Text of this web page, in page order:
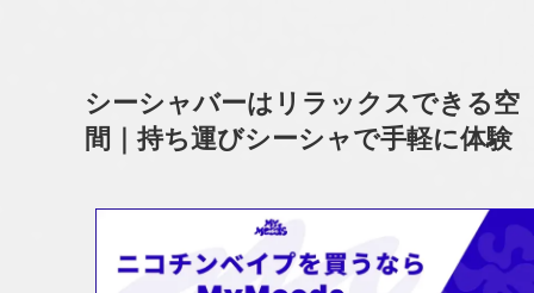
シーシャバーはリラックスできる空
間｜持ち運びシーシャで手軽に体験